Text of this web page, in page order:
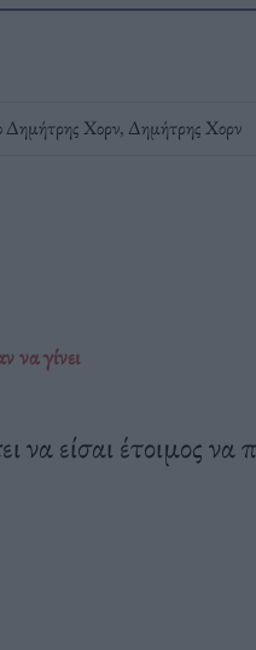
Δημήτρης Χορν, Δημήτρης Χορν
να γίνει
να είσαι έτοιμος